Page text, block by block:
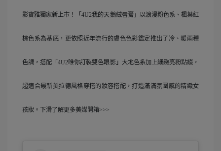
影寶雅獨家新上市！「4U2我的天鵝絨唇膏」以浪漫粉色系、楓葉紅
棕色系為基底，更依照近年流行的膚色色彩鑑定推出了冷、暖兩種
色調，搭配「4U2唯你訂製雙色眼影」大地色系加上細緻亮粉點綴，
超適合最新美拉德風格穿搭的妝容搭配，打造滿滿氛圍感的精緻女
孩妝。下滑了解更多美媒開箱>>>